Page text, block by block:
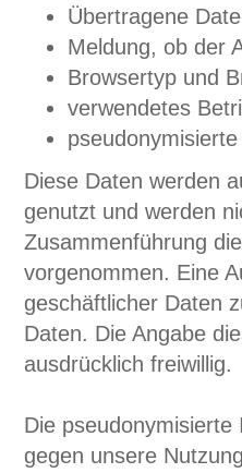
Übertragene
Meldung, ob der
Browsertyp und
verwendetes
Diese Daten werden
genutzt und werden
Zusammenführung
vorgenommen. Eine
geschäftlicher Daten
Daten. Die Angabe
ausdrücklich freiwillig.
Die
gegen unsere